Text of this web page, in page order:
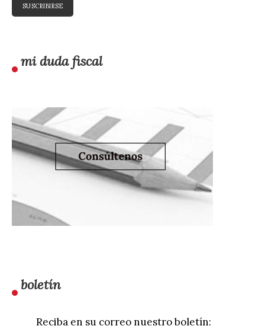
mi duda fiscal
boletín
Reciba en su correo nuestro boletín: